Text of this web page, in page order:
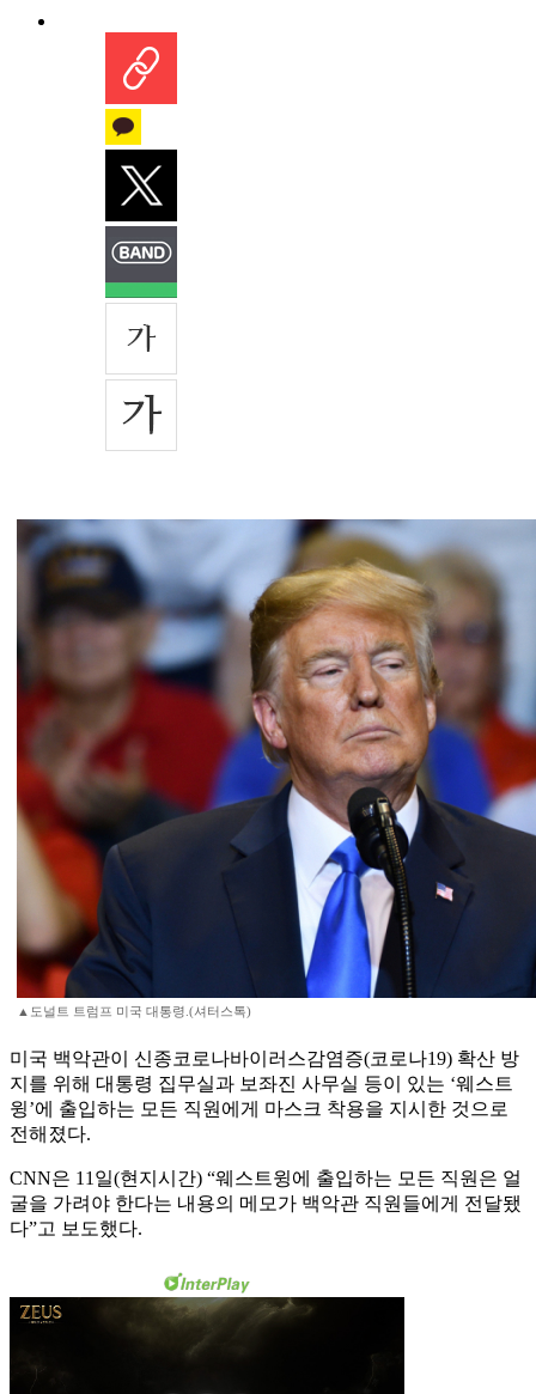
▲도널트 트럼프 미국 대통령.(셔터스톡)
미국 백악관이 신종코로나바이러스감염증(코로나19) 확산 방
지를 위해 대통령 집무실과 보좌진 사무실 등이 있는 ‘웨스트
윙’에 출입하는 모든 직원에게 마스크 착용을 지시한 것으로
전해졌다.
CNN은 11일(현지시간) “웨스트윙에 출입하는 모든 직원은 얼
굴을 가려야 한다는 내용의 메모가 백악관 직원들에게 전달됐
다”고 보도했다.